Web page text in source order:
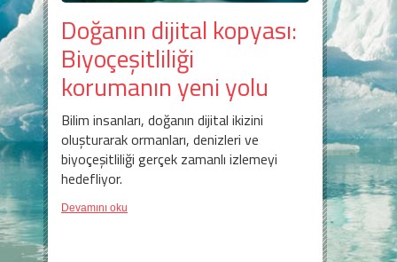
Doğanın dijital kopyası:
Biyoçeşitliliği
korumanın yeni yolu
Bilim insanları, doğanın dijital ikizini
oluşturarak ormanları, denizleri ve
biyoçeşitliliği gerçek zamanlı izlemeyi
hedefliyor.
Devamını oku